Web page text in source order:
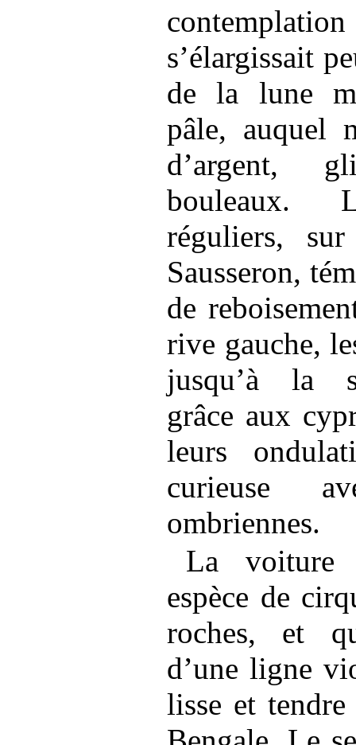
s’élargissait
de la lune
pâle, auquel
d’argent,
bouleaux.
réguliers,
Sausseron,
de
rive gauche,
jusqu’à la
grâce aux
leurs
curieuse
ombriennes.
La voiture
espèce de
roches, et
d’une ligne
lisse et